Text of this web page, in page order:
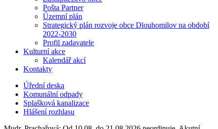
Pošta Partner
Územní plán
Strategický plán rozvoje obce Dlouhomilov na období
2022-2030
Profil zadavatele
Kulturní akce
Kalendář akcí
Kontakty
Úřední deska
Komunální odpady
Splašková kanalizace
Hlášení rozhlasu